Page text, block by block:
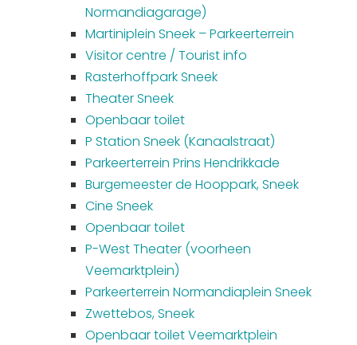
Normandiagarage)
Martiniplein Sneek – Parkeerterrein
Visitor centre / Tourist info
Rasterhoffpark Sneek
Theater Sneek
Openbaar toilet
P Station Sneek (Kanaalstraat)
Parkeerterrein Prins Hendrikkade
Burgemeester de Hooppark, Sneek
Cine Sneek
Openbaar toilet
P-West Theater (voorheen
Veemarktplein)
Parkeerterrein Normandiaplein Sneek
Zwettebos, Sneek
Openbaar toilet Veemarktplein